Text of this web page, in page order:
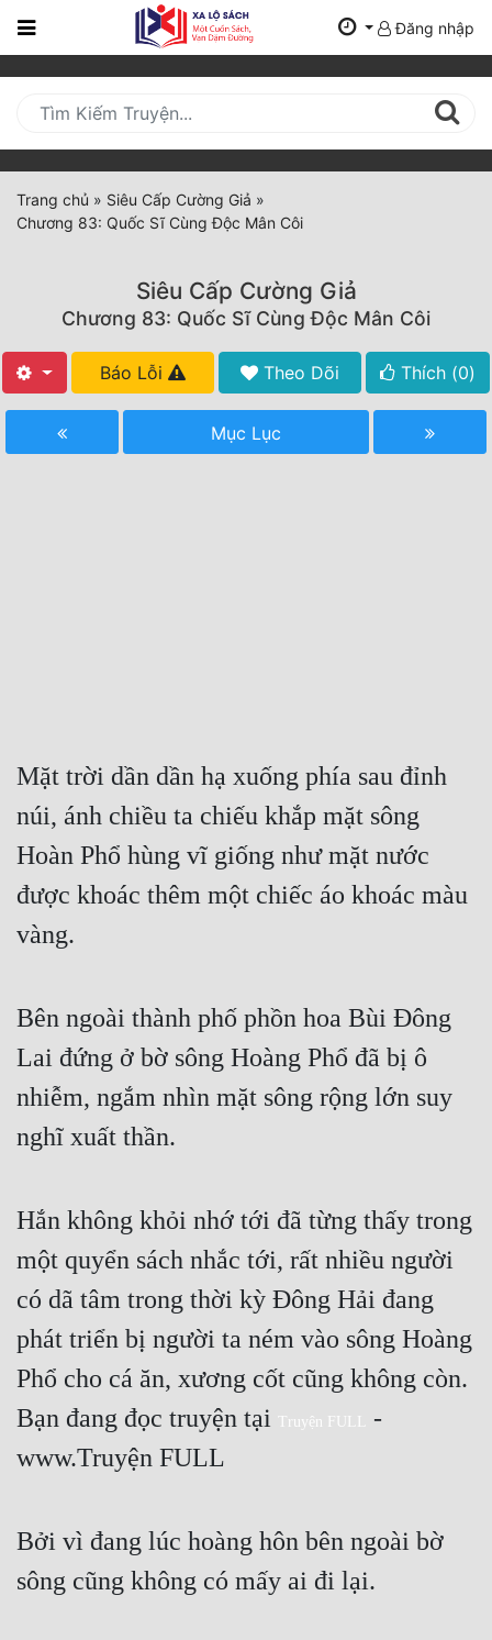
Trang
Mới
Cập
Nhật
(current)
Tất Cả
Hoàn Thành
Xa Lộ Dịch
Cung Đấu
Cạnh Kỹ
Du Hí
Dã Sử
Dị Giới
Gia Đấu
Góc Nhìn Nam
Góc Nhìn Nữ
Huyền Huyễn
Hệ Thống
Học Đường
Đăng nhập
Trang chủ » Siêu Cấp Cường Giả »
Chương 83: Quốc Sĩ Cùng Độc Mân Côi
Siêu Cấp Cường Giả
Chương 83: Quốc Sĩ Cùng Độc Mân Côi
Báo Lỗi Theo Dõi Thích (0)
Mục Lục
Mặt trời dần dần hạ xuống phía sau đỉnh
núi, ánh chiều ta chiếu khắp mặt sông
Hoàn Phổ hùng vĩ giống như mặt nước
được khoác thêm một chiếc áo khoác màu
vàng.
Bên ngoài thành phố phồn hoa Bùi Đông
Lai đứng ở bờ sông Hoàng Phổ đã bị ô
nhiễm, ngắm nhìn mặt sông rộng lớn suy
nghĩ xuất thần.
Hắn không khỏi nhớ tới đã từng thấy trong
một quyển sách nhắc tới, rất nhiều người
có dã tâm trong thời kỳ Đông Hải đang
phát triển bị người ta ném vào sông Hoàng
Phổ cho cá ăn, xương cốt cũng không còn.
Bạn đang đọc truyện tại
Truyện FULL
-
www.Truyện FULL
Bởi vì đang lúc hoàng hôn bên ngoài bờ
sông cũng không có mấy ai đi lại.